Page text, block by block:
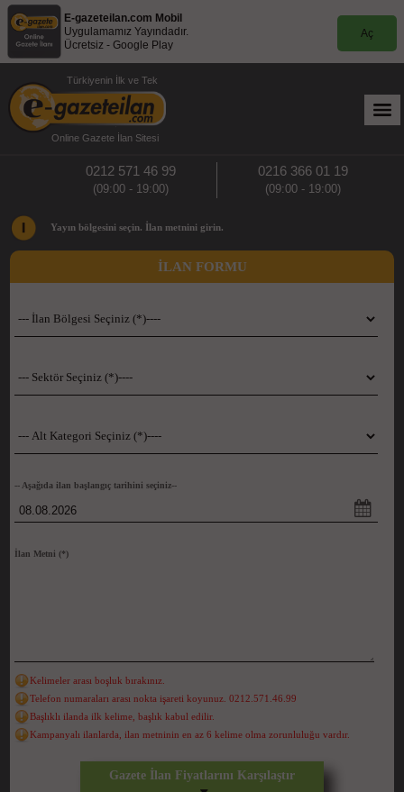
E-gazeteilan.com Mobil
Uygulamamız Yayındadır.
Ücretsiz - Google Play
Aç
Türkiyenin İlk ve Tek
Online Gazete İlan Sitesi
0216 366 01 19
(09:00 - 19:00)
0212 571 46 99
(09:00 - 19:00)
Yayın bölgesini seçin. İlan metnini girin.
İLAN FORMU
-- Aşağıda ilan başlangıç tarihini seçiniz--
İlan Metni(*)
Kelimeler arası boşluk bırakınız.
Telefon numaraları arası nokta işareti koyunuz. 0212.571.46.99
Başlıklı ilanda ilk kelime, başlık kabul edilir.
Kampanyalı ilanlarda, ilan metninin en az 6 kelime olma zorunluluğu vardır.
Gazete İlan Fiyatlarını Karşılaştır